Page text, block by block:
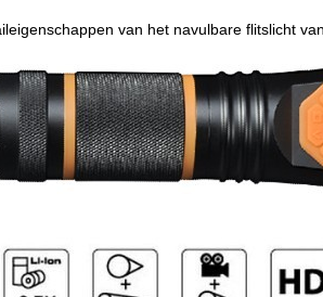
van het navulbare flitslicht